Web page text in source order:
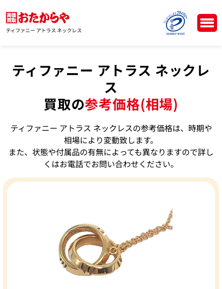
ティファニー アトラス ネックレス
ティファニー アトラス ネックレ
ス
買取の参考価格(相場)
ティファニー アトラス ネックレスの参考価格は、時期や
相場により変動致します。
また、状態や付属品の有無によっても異なりますので詳し
くはお電話でお問い合わせください。